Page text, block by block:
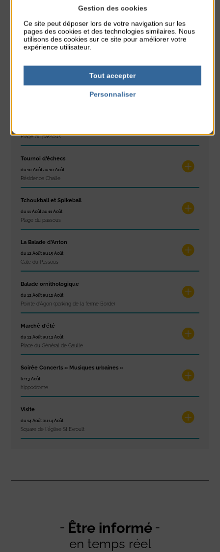
Exposition « Itinéraires »
du 10 Août au 16 Août
Petit Office
du 10 Août au 14 Août
Plage du passous
Tournoi d’échecs
du 10 Août au 10 Août
Résidence Challe
Tchoukball et Spikeball
du 11 Août au 11 Août
Plage du passous
La Balade d’Anton
du 12 Août au 15 Août
Cale du Passous
Balade ornithologique
du 12 Août au 12 Août
Pointe d'Agon (parking de la ferme Borde)
Marché d’été
du 13 Août au 13 Août
Place du Général de Gaulle
Soirée Concerts « Musiques urbaines »
le 13 Août
hippodrome
Visite
du 14 Août au 14 Août
Square de l'église St Evroult
Être informé
en temps réel
Gestion des cookies
Ce site peut déposer lors de votre navigation sur les
pages des cookies et des technologies similaires. Nous
utilisons des cookies sur ce site pour améliorer votre
expérience utilisateur.
Tout accepter
Personnaliser